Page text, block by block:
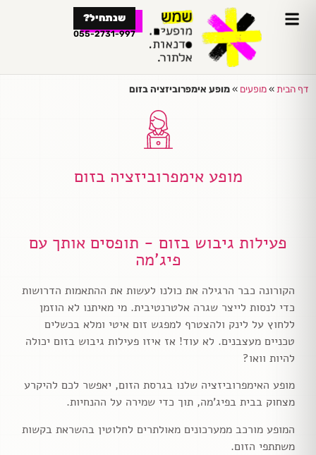
שנתחיל?
055-2731-997
דף הבית »מופעים »מופע אימפרוביזציה בזום
מופע אימפרוביזציה בזום
פעילות גיבוש בזום - תופסים אותך עם
פיג'מה
הקורונה כבר הרגילה את כולנו לעשות את ההתאמות הדרושות
כדי לנסות לייצר שגרה אלטרנטיבית. מי מאיתנו לא הוזמן
ללחוץ על לינק ולהצטרף למפגש זום איטי ומלא בכשלים
טכניים מעצבנים. לא עוד! אז איזו פעילות גיבוש בזום יכולה
להיות וואו?
מופע האימפרוביזציה שלנו בגרסת הזום, יאפשר לכם להיקרע
מצחוק בבית בפיג'מה, תוך כדי שמירה על ההנחיות.
המופע מורכב ממערכונים מאולתרים לחלוטין בהשראת בקשות
משתתפי הזום.